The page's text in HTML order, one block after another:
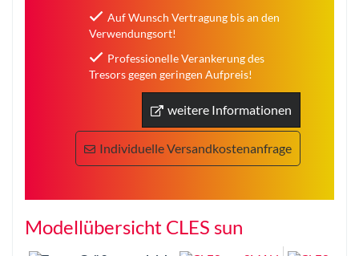
Auf Wunsch Vertragung bis an den
Verwendungsort!
Professionelle Verankerung des
Tresors gegen geringen Aufpreis!
weitere Informationen
Individuelle Versandkostenanfrage
Modellübersicht CLES sun